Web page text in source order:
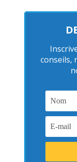
conseils,